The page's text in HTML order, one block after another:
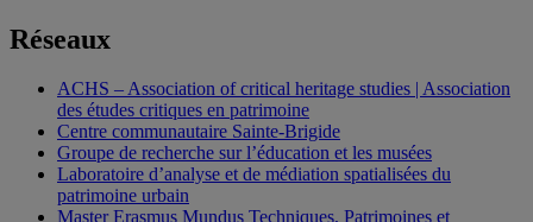
Réseaux
ACHS – Association of critical heritage studies | Association
des études critiques en patrimoine
Centre communautaire Sainte-Brigide
Groupe de recherche sur l’éducation et les musées
Laboratoire d’analyse et de médiation spatialisées du
patrimoine urbain
Master Erasmus Mundus Techniques, Patrimoines et